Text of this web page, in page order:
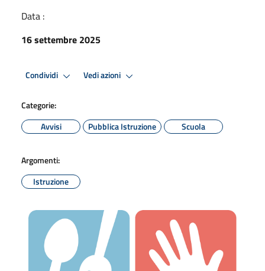
Data :
16 settembre 2025
Condividi Vedi azioni
Categorie:
Avvisi
Pubblica Istruzione Scuola
Argomenti:
Istruzione